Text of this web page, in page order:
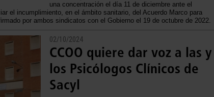
una concentración el día 11 de diciembre ante el
el incumplimiento, en el ámbito sanitario, del Acuerdo Marco para
por ambos sindicatos con el Gobierno el 19 de octubre de 2022.
02/10/2024
CCOO quiere dar voz a las y
los Psicólogos Clínicos de
Sacyl